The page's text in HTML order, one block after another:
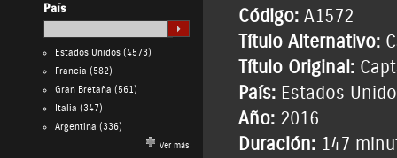
País
Estados Unidos(4573)
Francia (582)
Gran Bretaña (561)
Italia (347)
Argentina (336)
Ver más
Código: A1572
Título Alternativo:
Título Original:
País: Estados
Año: 2016
Duración: 147